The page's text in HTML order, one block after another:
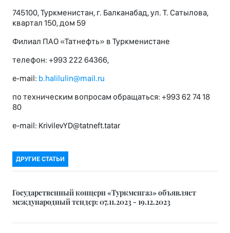
745100, Туркменистан, г. Балканабад, ул. Т. Сатылова,
квартал 150, дом 59
Филиал ПАО «Татнефть» в Туркменистане
телефон: +993 222 64366,
e-mail: b.halilulin@mail.ru
по техническим вопросам обращаться: +993 62 74 18
80
e-mail: KrivilevYD@tatneft.tatar
ДРУГИЕ СТАТЬИ
Государственный концерн «Туркменгаз» объявляет
международный тендер: 07.11.2023 - 19.12.2023